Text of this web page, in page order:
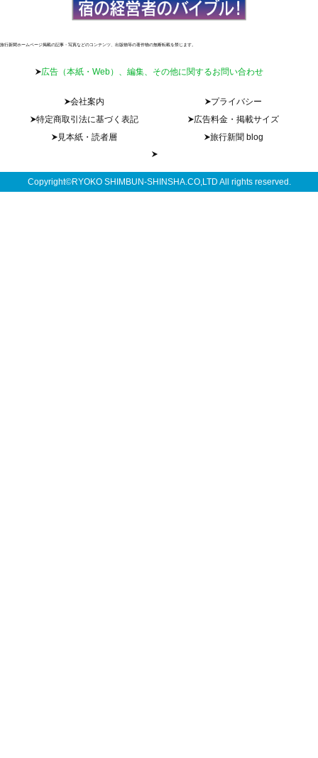
旅行新聞ホームページ掲載の記事・写真などのコンテンツ、出版物等の著作物の無断転載を禁じます。
広告（本紙・Web）、編集、その他に関するお問い合わせ
会社案内
プライバシー
特定商取引法に基づく表記
広告料金・掲載サイズ
見本紙・読者層
旅行新聞 blog
Copyright©RYOKO SHIMBUN-SHINSHA.CO,LTD All rights reserved.